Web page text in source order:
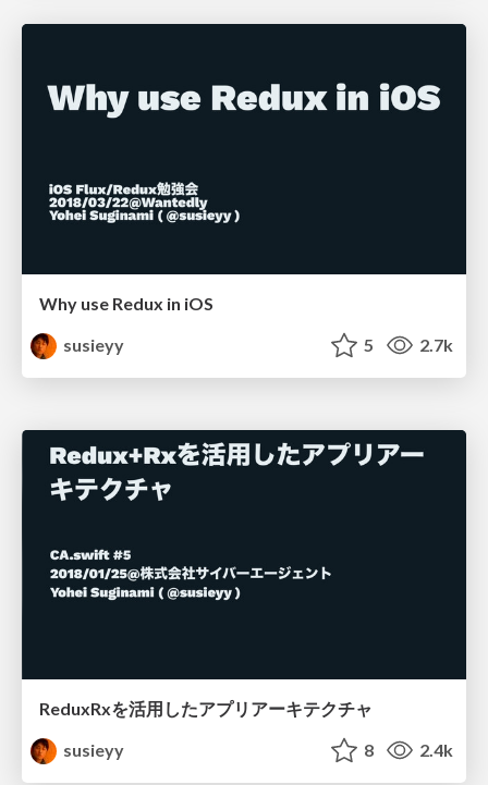
Why use Redux in iOS
susieyy
5 2.7k
ReduxRxを活用したアプリアーキテクチャ
susieyy
8 2.4k